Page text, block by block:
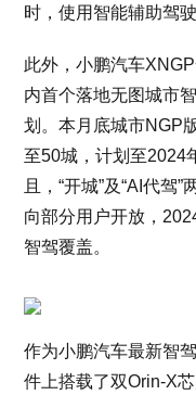
时，使用智能辅助驾
此外，小鹏汽车
内首个落地无图城市
划。本月底城市NGP
至50城，计划至2024
且，“开城”及“AI代驾
向部分用户开放，
智驾覆盖。
作为小鹏汽车最新智
件上搭载了双Orin-X